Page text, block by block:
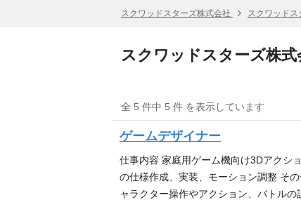
スクワッドスターズ株式会社 スクワッドス
スクワッドスターズ株
全 5 件中 5 件 を表示しています
ゲームデザイナー
仕事内容 家庭用ゲーム機向け3Dアクシ
の仕様作成、実装、モーション調整 そ
ャラクター操作やアクション、バトル